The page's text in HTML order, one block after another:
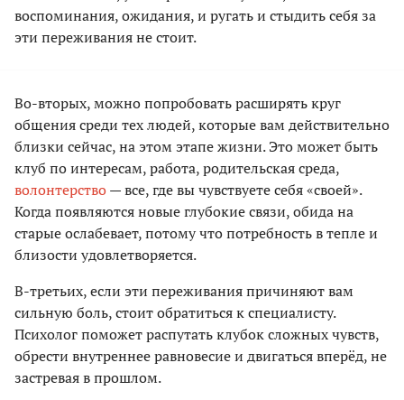
воспоминания, ожидания, и ругать и стыдить себя за
эти переживания не стоит.
Во-вторых, можно попробовать расширять круг
общения среди тех людей, которые вам действительно
близки сейчас, на этом этапе жизни. Это может быть
клуб по интересам, работа, родительская среда,
волонтерство— все, где вы чувствуете себя «своей».
Когда появляются новые глубокие связи, обида на
старые ослабевает, потому что потребность в тепле и
близости удовлетворяется.
В-третьих, если эти переживания причиняют вам
сильную боль, стоит обратиться к специалисту.
Психолог поможет распутать клубок сложных чувств,
обрести внутреннее равновесие и двигаться вперёд, не
застревая в прошлом.